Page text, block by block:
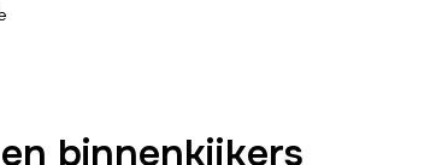
binnenkijkers